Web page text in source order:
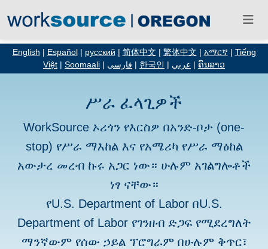
English Español русский 简体中文 繁体中文 አማርኛ
Tiếng
Việt
Soomaali فارسی 한국인 عربي ຄົນລາວ
ሥራ ፈላጊዎች
WorkSource ኦሪጎን የእርስዎ በአንድ-ቦታ (one-
stop) የሥራ ማእከል እና የአሜሪካ የሥራ ማዕከል
አውታረ መረብ ኩሩ አጋር ነው። ሁሉም አገልግሎቶች
ነፃ ናቸው።
የU.S. Department of Labor በU.S.
Department of Labor የገንዘብ ድጋፍ የሚደረግለት
ማንኛውም የሰው ኃይል ፕሮግራም በሁሉም ቅጥር፣